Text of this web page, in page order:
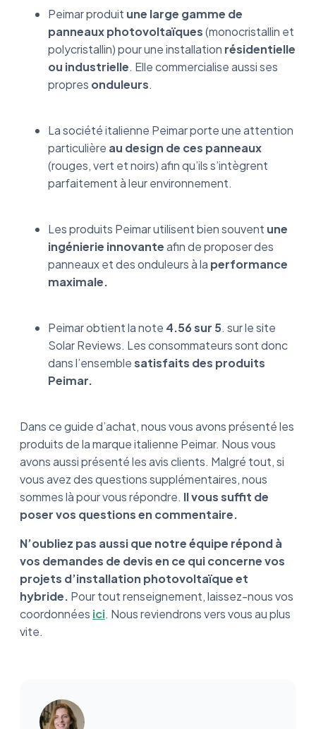
Peimar produit une large gamme de
panneaux photovoltaïques(monocristallin et
polycristallin) pour une installation résidentielle
ou industrielle. Elle commercialise aussi ses
propres onduleurs.
La société italienne Peimar porte une attention
particulière au design de ces panneaux
(rouges, vert et noirs) afin qu’ils s’intègrent
parfaitement à leur environnement.
Les produits Peimar utilisent bien souvent une
ingénierie innovanteafin de proposer des
panneaux et des onduleurs à la performance
maximale.
Peimar obtient la note 4.56 sur 5. sur le site
Solar Reviews. Les consommateurs sont donc
dans l’ensemblesatisfaits des produits
Peimar.
Dans ce guide d’achat, nous vous avons présenté les
produits de la marque italienne Peimar. Nous vous
avons aussi présenté les avis clients. Malgré tout, si
vous avez des questions supplémentaires, nous
sommes là pour vous répondre. Il vous suffit de
poser vos questions en commentaire.
N’oubliez pas aussi que notre équipe répond à
vos demandes de devis en ce qui concerne vos
projets d’installation photovoltaïque et
hybride. Pour tout renseignement, laissez-nous vos
coordonnées ici. Nous reviendrons vers vous au plus
vite.